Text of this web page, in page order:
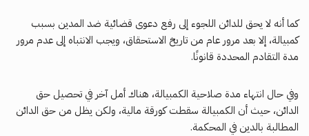
كما أنه لا يحق للدائن اللجوء إلى رفع دعوى قضائية ضد المدين بسبب
كمبيالة، إلا بعد مرور عام من تاريخ الاستحقاق، ويجب الانتباه إلى عدم مرور
مدة التقادم المحددة قانونًا.
وفي حال انتهاء مدة صلاحية الكمبيالة، هناك أمل آخر في تحصيل حق
الدائن، حيث أن الكمبيالة سقطت كورقة مالية، ولكن يظل من حق الدائن
المطالبة بالدين في المحكمة.